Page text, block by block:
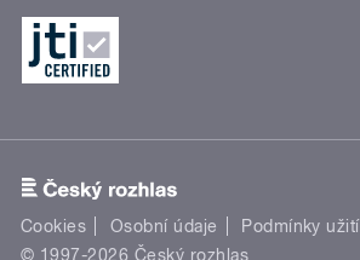
Cookies Osobní údaje Podmínky užití
© 1997-2026 Český rozhlas